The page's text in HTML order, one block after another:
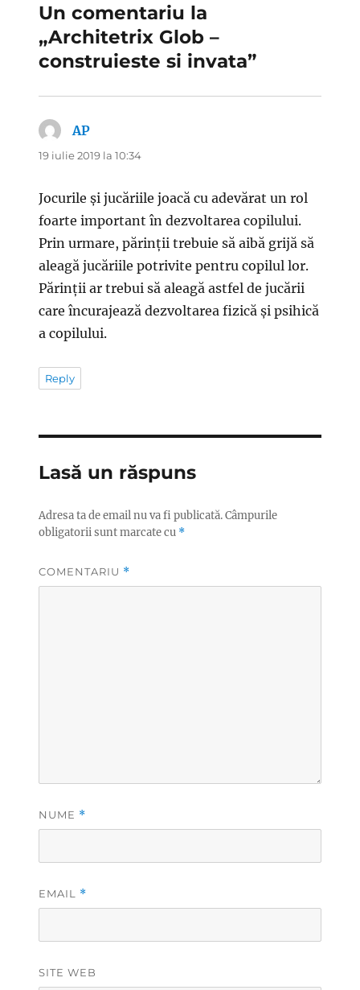
Un comentariu la
„Architetrix Glob –
construieste si invata”
APspune:
19 iulie 2019 la 10:34
Jocurile și jucăriile joacă cu adevărat un rol
foarte important în dezvoltarea copilului.
Prin urmare, părinții trebuie să aibă grijă să
aleagă jucăriile potrivite pentru copilul lor.
Părinții ar trebui să aleagă astfel de jucării
care încurajează dezvoltarea fizică și psihică
a copilului.
Reply
Lasă un răspuns
Adresa ta de email nu va fi publicată.Câmpurile
obligatorii sunt marcate cu *
COMENTARIU *
NUME *
EMAIL *
SITE WEB